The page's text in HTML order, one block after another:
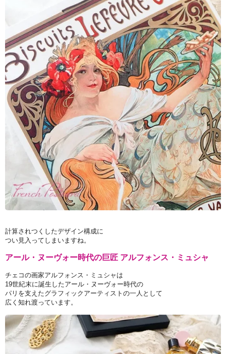
計算されつくしたデザイン構成に
つい見入ってしまいますね。
アール・ヌーヴォー時代の巨匠 アルフォンス・ミュシャ
チェコの画家アルフォンス・ミュシャは
19世紀末に誕生したアール・ヌーヴォー時代の
パリを支えたグラフィックアーティストの一人として
広く知れ渡っています。